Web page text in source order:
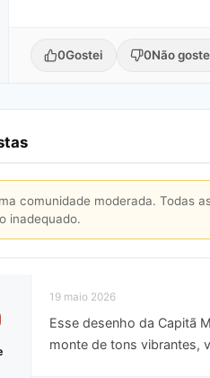
0Gostei 0Não
comunidade moderada. Todas
inadequado.
19 maio 2026
Esse desenho da Capitã
monte de tons vibrantes,